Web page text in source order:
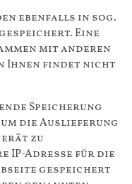
ebenfalls in sog.
Eine
mit anderen
Ihnen findet nicht
Speicherung
die Auslieferung
zu
IP-Adresse für die
gespeichert